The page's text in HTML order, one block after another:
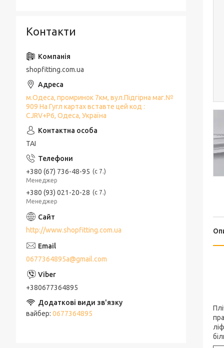
Контакти
shopfitting.com.ua
м.Одеса, промринок 7км, вул.Підгірна маг.№
909 На Гугл картах вставте цей код :
CJRV+P6, Одеса, Україна
ТАІ
+380 (67) 736-48-95
с 7.
Менеджер
+380 (93) 021-20-28
с 7.
Менеджер
http://www.shopfitting.com.ua
0677364895a@gmail.com
+380677364895
вайбер 0677364895